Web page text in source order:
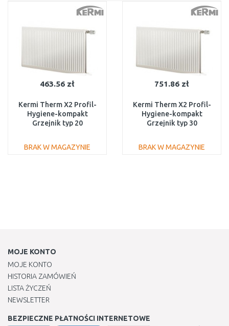
463.56 zł
Kermi Therm X2 Profil-
Hygiene-kompakt
Grzejnik typ 20
BRAK W MAGAZYNIE
751.86 zł
Kermi Therm X2 Profil-
Hygiene-kompakt
Grzejnik typ 30
BRAK W MAGAZYNIE
MOJE KONTO
MOJE KONTO
HISTORIA ZAMÓWIEŃ
LISTA ŻYCZEŃ
NEWSLETTER
BEZPIECZNE PŁATNOŚCI INTERNETOWE